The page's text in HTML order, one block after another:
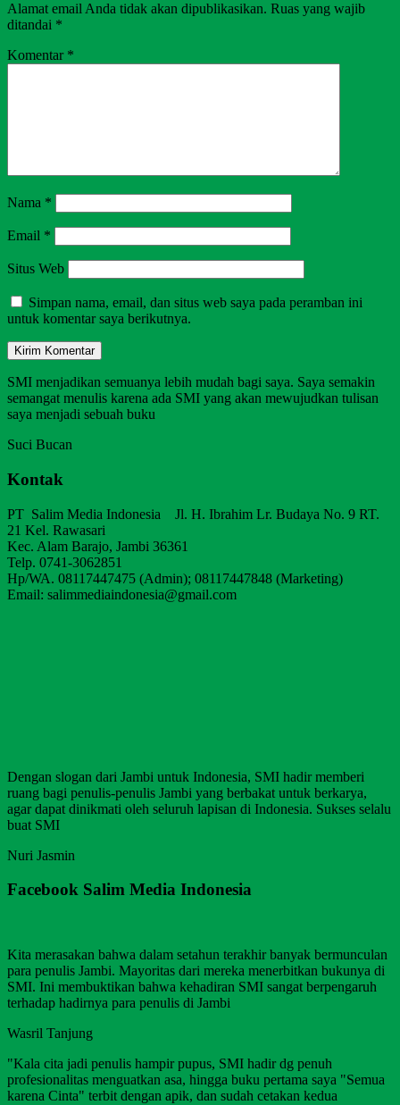
Alamat email Anda tidak akan dipublikasikan. Ruas yang wajib
ditandai *
Komentar *
Nama *
Email *
Situs Web
Simpan nama, email, dan situs web saya pada peramban ini
untuk komentar saya berikutnya.
SMI menjadikan semuanya lebih mudah bagi saya. Saya semakin
semangat menulis karena ada SMI yang akan mewujudkan tulisan
saya menjadi sebuah buku
Suci Bucan
Kontak
PT Salim Media Indonesia Jl. H. Ibrahim Lr. Budaya No. 9 RT.
21 Kel. Rawasari
Kec. Alam Barajo, Jambi 36361
Telp. 0741-3062851
Hp/WA. 08117447475 (Admin); 08117447848 (Marketing)
Email: salimmediaindonesia@gmail.com
Dengan slogan dari Jambi untuk Indonesia, SMI hadir memberi
ruang bagi penulis-penulis Jambi yang berbakat untuk berkarya,
agar dapat dinikmati oleh seluruh lapisan di Indonesia. Sukses selalu
buat SMI
Nuri Jasmin
Facebook Salim Media Indonesia
Kita merasakan bahwa dalam setahun terakhir banyak bermunculan
para penulis Jambi. Mayoritas dari mereka menerbitkan bukunya di
SMI. Ini membuktikan bahwa kehadiran SMI sangat berpengaruh
terhadap hadirnya para penulis di Jambi
Wasril Tanjung
"Kala cita jadi penulis hampir pupus, SMI hadir dg penuh
profesionalitas menguatkan asa, hingga buku pertama saya "Semua
karena Cinta" terbit dengan apik, dan sudah cetakan kedua